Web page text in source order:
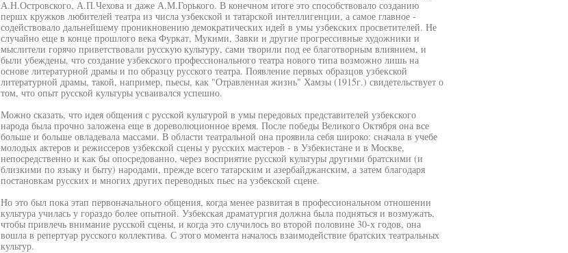
А.Н.Островского, А.П.Чехова и даже А.М.Горького. В конечном итоге это способствовало созданию
першх кружков любителей театра из числа узбекской и татарской интеллигенции, а самое главное -
содействовало дальнейшему проникновению демократических идей в умы узбекских просветителей. Не
случайно еще в конце прошлого века Фуркат, Мукими, Завки и другие прогрессивные художники и
мыслители горячо приветствовали русскую культуру, сами творили под ее благотворным влиянием, и
были убеждены, что создание узбекского профессионального театра нового типа возможно лишь на
основе литературной драмы и по образцу русского театра. Появление первых образцов узбекской
литературной драмы, такой, например, пьесы, как "Отравленная жизнь" Хамзы (1915г.) свидетельствует о
том, что опыт русской культуры усваивался успешно.
Можно сказать, что идея общения с русской культурой в умы передовых представителей узбекского
народа была прочно заложена еще в дореволюционное время. После победы Великого Октября она все
больше и больше овладевала массами. В области театральной она проявила себя широко: сначала в учебе
молодых актеров и режиссеров узбекской сцены у русских мастеров - в Узбекистане и в Москве,
непосредственно и как бы опосредованно, через восприятие русской культуры другими братскими (и
близкими по языку и быту) народами, прежде всего татарским и азербайджанским, а затем благодаря
постановкам русских и многих других переводных пьес на узбекской сцене.
Но это был пока этап первоначального общения, когда менее развитая в профессиональном отношении
культура училась у гораздо более опытной. Узбекская драматургия должна была подняться и возмужать,
чтобы привлечь внимание русской сцены, и когда это случилось во второй половине 30-х годов, она
вошла в репертуар русского коллектива. С этого момента началось взаимодействие братских театральных
культур.